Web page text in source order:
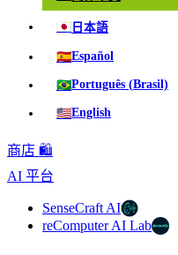
🇯🇵 日本語
🇪🇸Español
🇧🇷Português (Brasil)
🇺🇸English
商店 🛍️
AI 平台
SenseCraft AI
reComputer AI Lab